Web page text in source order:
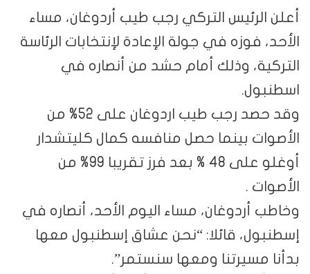
أعلن الرئيس التركي رجب طيب أردوغان، مساء
الأحد، فوزه في جولة الإعادة لإنتخابات الرئاسة
التركية، وذلك أمام حشد من أنصاره في
اسطنبول.
وقد حصد رجب طيب اردوغان على 52% من
الأصوات بينما حصل منافسه كمال كليتشدار
أوغلو على 48 % بعد فرز تقريبا 99% من
الأصوات .
وخاطب أردوغان، مساء اليوم الأحد، أنصاره في
إسطنبول، قائلا: “نحن عشاق إسطنبول معها
بدأنا مسيرتنا ومعها سنستمر”.